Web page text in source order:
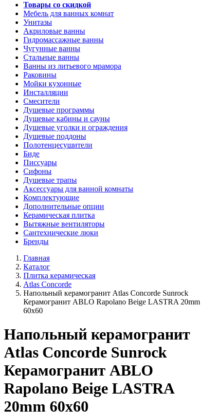
Товары со скидкой
Мебель для ванных комнат
Унитазы
Акриловые ванны
Гидромассажные ванны
Чугунные ванны
Стальные ванны
Ванны из литьевого мрамора
Раковины
Мойки кухонные
Инсталляции
Смесители
Душевые программы
Душевые кабины и сауны
Душевые уголки и ограждения
Душевые поддоны
Полотенцесушители
Биде
Писсуары
Сифоны
Душевые трапы
Аксессуары для ванной комнаты
Комплектующие
Дополнительные опции
Керамическая плитка
Вытяжные вентиляторы
Сантехнические люки
Бренды
Главная
Каталог
Плитка керамическая
Atlas Concorde
Напольный керамогранит Atlas Concorde Sunrock
Керамогранит ABLO Rapolano Beige LASTRA 20mm
60x60
Напольный керамогранит
Atlas Concorde Sunrock
Керамогранит ABLO
Rapolano Beige LASTRA
20mm 60x60